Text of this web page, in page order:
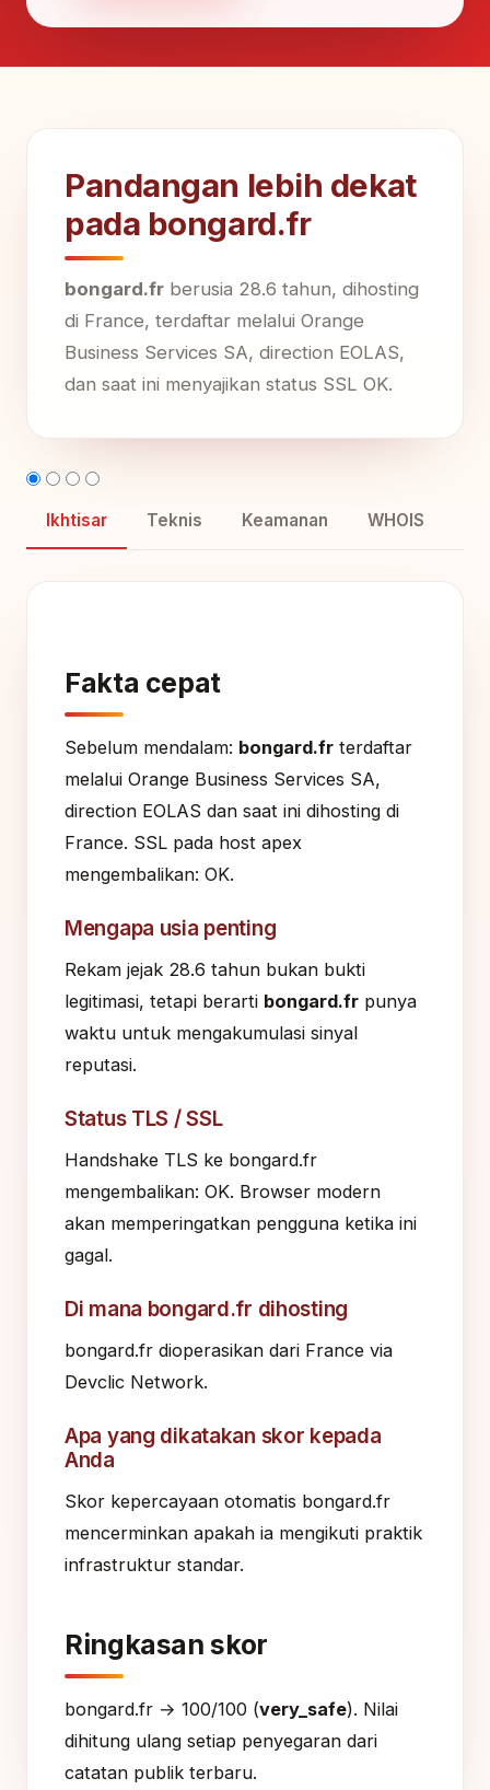
Pandangan lebih dekat
pada bongard.fr
bongard.fr berusia 28.6 tahun, dihosting
di France, terdaftar melalui Orange
Business Services SA, direction EOLAS,
dan saat ini menyajikan status SSL OK.
Ikhtisar Teknis Keamanan WHOIS
Fakta cepat
Sebelum mendalam: bongard.fr terdaftar
melalui Orange Business Services SA,
direction EOLAS dan saat ini dihosting di
France. SSL pada host apex
mengembalikan: OK.
Mengapa usia penting
Rekam jejak 28.6 tahun bukan bukti
legitimasi, tetapi berarti bongard.fr punya
waktu untuk mengakumulasi sinyal
reputasi.
Status TLS / SSL
Handshake TLS ke bongard.fr
mengembalikan: OK. Browser modern
akan memperingatkan pengguna ketika ini
gagal.
Di mana bongard.fr dihosting
bongard.fr dioperasikan dari France via
Devclic Network.
Apa yang dikatakan skor kepada
Anda
Skor kepercayaan otomatis bongard.fr
mencerminkan apakah ia mengikuti praktik
infrastruktur standar.
Ringkasan skor
bongard.fr → 100/100 (very_safe). Nilai
dihitung ulang setiap penyegaran dari
catatan publik terbaru.